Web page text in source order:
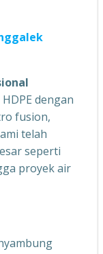
dengan
fusion,
telah
seperti
proyek air